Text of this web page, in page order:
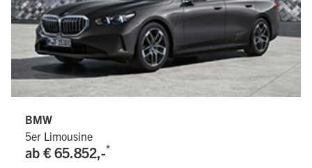
BMW
5er Limousine
ab € 65.852,-*